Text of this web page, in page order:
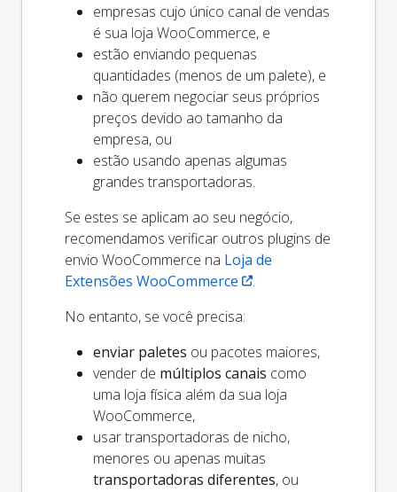
empresas cujo único canal de vendas
é sua loja WooCommerce, e
estão enviando pequenas
quantidades (menos de um palete), e
não querem negociar seus próprios
preços devido ao tamanho da
empresa, ou
estão usando apenas algumas
grandes transportadoras.
Se estes se aplicam ao seu negócio,
recomendamos verificar outros plugins de
envio WooCommerce na Loja de
Extensões WooCommerce
.
No entanto, se você precisa:
enviar paletes ou pacotes maiores,
vender de múltiplos canais como
uma loja física além da sua loja
WooCommerce,
usar transportadoras de nicho,
menores ou apenas muitas
transportadoras diferentes, ou